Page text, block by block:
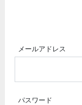
メールアドレス
パスワード